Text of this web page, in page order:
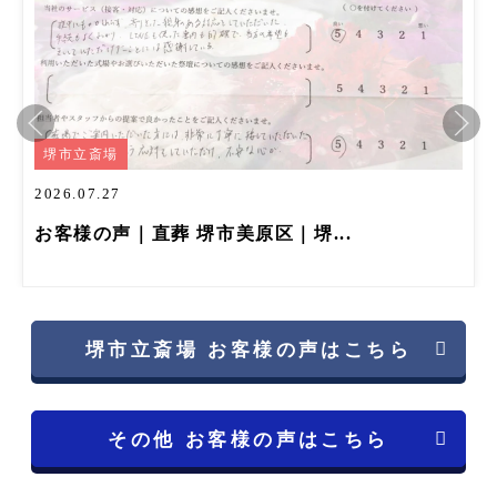
お客様の声｜一日葬 堺市堺区｜家
堺市立斎場 お客様の声はこちら
その他 お客様の声はこちら